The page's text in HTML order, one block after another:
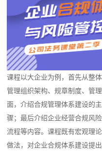
课程以大企业为例，首先从整
管理组织架构、规章制度、管
面，介绍合规管理体系建设的
骤；最后介绍企业经营合规风
流程等内容。课程既有宏观理
做法，对企业合规体系建设提